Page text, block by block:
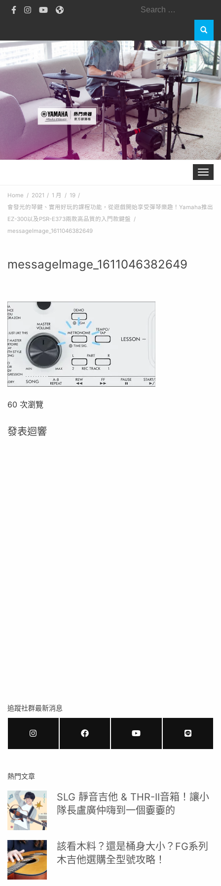
Search
Toggle
Home 2021 1 月
19
會發光的琴鍵、實用好玩的課程功能，從遊戲開始享受彈琴樂趣！Yamaha推出
EZ-300以及PSR-E373兩款高品質的入門款鍵盤
messageImage_1611046382649
messageImage_1611046382649
60 次瀏覽
發表迴響
追蹤社群最新消息
熱門文章
SLG 靜音吉他 & THR-II音箱！讓小
隊長盧廣仲嗨到一個嫑嫑的
該看木料？還是桶身大小？FG系列
木吉他選購全型號攻略！